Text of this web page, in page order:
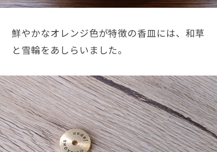
鮮やかなオレンジ色が特徴の香皿には、和草
と雪輪をあしらいました。